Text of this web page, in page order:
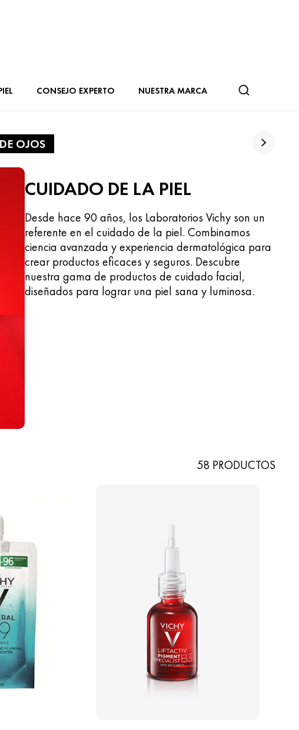
CONSEJO EXPERTO NUESTRA MARCA
OJOS
CUIDADO DE LA PIEL
Desde hace 90 años, los Laboratorios Vichy son un
referente en el cuidado de la piel. Combinamos
ciencia avanzada y experiencia dermatológica para
crear productos eficaces y seguros. Descubre
nuestra gama de productos de cuidado facial,
diseñados para lograr una piel sana y luminosa.
58 PRODUCTOS